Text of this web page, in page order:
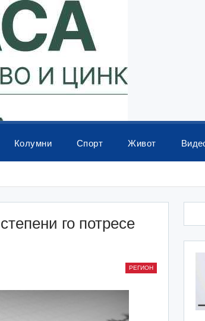
Колумни Спорт Живот
го потресе
РЕГИОН